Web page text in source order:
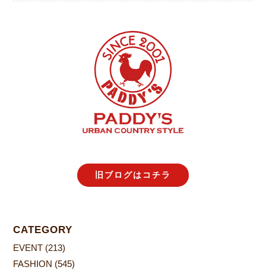
旧ブログはコチラ
CATEGORY
EVENT (213)
FASHION (545)